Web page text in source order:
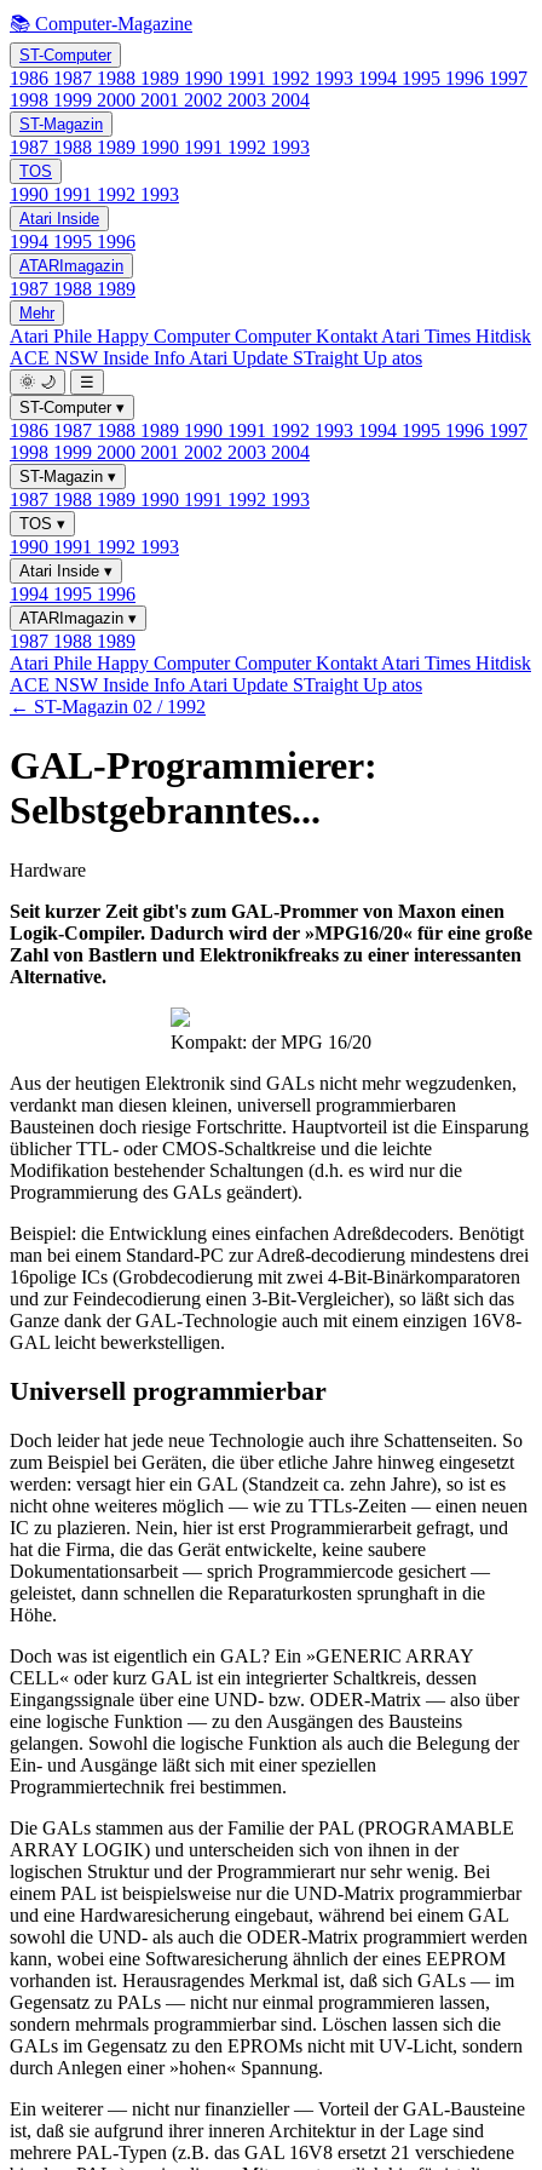
📚 Computer-Magazine
ST-Computer
1986 1987 1988 1989 1990 1991 1992 1993 1994 1995 1996 1997
1998 1999 2000 2001 2002 2003 2004
ST-Magazin
1987 1988 1989 1990 1991 1992 1993
TOS
1990 1991 1992 1993
Atari Inside
1994 1995 1996
ATARImagazin
1987 1988 1989
Mehr
Atari Phile Happy ComputerComputer Kontakt Atari Times Hitdisk
ACE NSW Inside Info Atari Update STraight Up atos
🌞 🌙
☰
ST-Computer ▾
1986 1987 1988 1989 1990 1991 1992 1993 1994 1995 1996 1997
1998 1999 2000 2001 2002 2003 2004
ST-Magazin ▾
1987 1988 1989 1990 1991 1992 1993
TOS ▾
1990 1991 1992 1993
Atari Inside ▾
1994 1995 1996
ATARImagazin ▾
1987 1988 1989
Atari Phile Happy ComputerComputer Kontakt Atari Times Hitdisk
ACE NSW Inside Info Atari Update STraight Up atos
← ST-Magazin 02 / 1992
GAL-Programmierer:
Selbstgebranntes...
Hardware
Seit kurzer Zeit gibt's zum GAL-Prommer von Maxon einen
Logik-Compiler. Dadurch wird der »MPG16/20« für eine große
Zahl von Bastlern und Elektronikfreaks zu einer interessanten
Alternative.
Kompakt: der MPG 16/20
Aus der heutigen Elektronik sind GALs nicht mehr wegzudenken,
verdankt man diesen kleinen, universell programmierbaren
Bausteinen doch riesige Fortschritte. Hauptvorteil ist die Einsparung
üblicher TTL- oder CMOS-Schaltkreise und die leichte
Modifikation bestehender Schaltungen (d.h. es wird nur die
Programmierung des GALs geändert).
Beispiel: die Entwicklung eines einfachen Adreßdecoders. Benötigt
man bei einem Standard-PC zur Adreß-decodierung mindestens drei
16polige ICs (Grobdecodierung mit zwei 4-Bit-Binärkomparatoren
und zur Feindecodierung einen 3-Bit-Vergleicher), so läßt sich das
Ganze dank der GAL-Technologie auch mit einem einzigen 16V8-
GAL leicht bewerkstelligen.
Universell programmierbar
Doch leider hat jede neue Technologie auch ihre Schattenseiten. So
zum Beispiel bei Geräten, die über etliche Jahre hinweg eingesetzt
werden: versagt hier ein GAL (Standzeit ca. zehn Jahre), so ist es
nicht ohne weiteres möglich — wie zu TTLs-Zeiten — einen neuen
IC zu plazieren. Nein, hier ist erst Programmierarbeit gefragt, und
hat die Firma, die das Gerät entwickelte, keine saubere
Dokumentationsarbeit — sprich Programmiercode gesichert —
geleistet, dann schnellen die Reparaturkosten sprunghaft in die
Höhe.
Doch was ist eigentlich ein GAL? Ein »GENERIC ARRAY
CELL« oder kurz GAL ist ein integrierter Schaltkreis, dessen
Eingangssignale über eine UND- bzw. ODER-Matrix — also über
eine logische Funktion — zu den Ausgängen des Bausteins
gelangen. Sowohl die logische Funktion als auch die Belegung der
Ein- und Ausgänge läßt sich mit einer speziellen
Programmiertechnik frei bestimmen.
Die GALs stammen aus der Familie der PAL (PROGRAMABLE
ARRAY LOGIK) und unterscheiden sich von ihnen in der
logischen Struktur und der Programmierart nur sehr wenig. Bei
einem PAL ist beispielsweise nur die UND-Matrix programmierbar
und eine Hardwaresicherung eingebaut, während bei einem GAL
sowohl die UND- als auch die ODER-Matrix programmiert werden
kann, wobei eine Softwaresicherung ähnlich der eines EEPROM
vorhanden ist. Herausragendes Merkmal ist, daß sich GALs — im
Gegensatz zu PALs — nicht nur einmal programmieren lassen,
sondern mehrmals programmierbar sind. Löschen lassen sich die
GALs im Gegensatz zu den EPROMs nicht mit UV-Licht, sondern
durch Anlegen einer »hohen« Spannung.
Ein weiterer — nicht nur finanzieller — Vorteil der GAL-Bausteine
ist, daß sie aufgrund ihrer inneren Architektur in der Lage sind
mehrere PAL-Typen (z.B. das GAL 16V8 ersetzt 21 verschiedene